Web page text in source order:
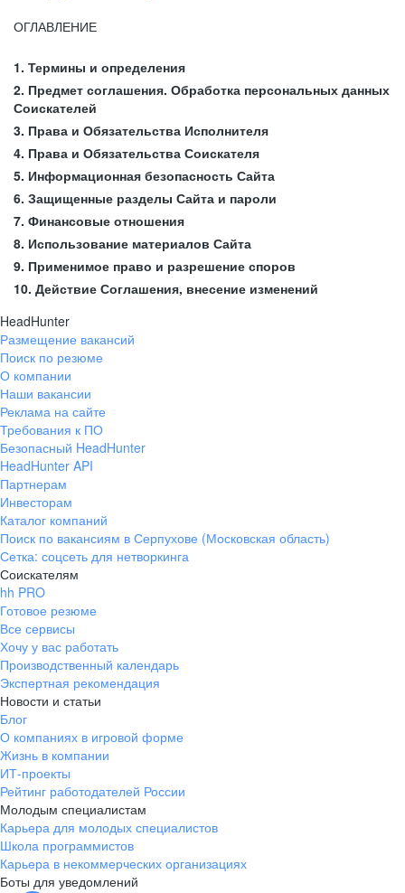
ОГЛАВЛЕНИЕ
1. Термины и определения
2. Предмет соглашения. Обработка персональных данных
Соискателей
3. Права и Обязательства Исполнителя
4. Права и Обязательства Соискателя
5. Информационная безопасность Сайта
6. Защищенные разделы Сайта и пароли
7. Финансовые отношения
8. Использование материалов Сайта
9. Применимое право и разрешение споров
10. Действие Соглашения, внесение изменений
HeadHunter
Размещение вакансий
Поиск по резюме
О компании
Наши вакансии
Реклама на сайте
Требования к ПО
Безопасный HeadHunter
HeadHunter API
Партнерам
Инвесторам
Каталог компаний
Поиск по вакансиям в Серпухове (Московская область)
Сетка: соцсеть для нетворкинга
Соискателям
hh PRO
Готовое резюме
Все сервисы
Хочу у вас работать
Производственный календарь
Экспертная рекомендация
Новости и статьи
Блог
О компаниях в игровой форме
Жизнь в компании
ИТ-проекты
Рейтинг работодателей России
Молодым специалистам
Карьера для молодых специалистов
Школа программистов
Карьера в некоммерческих организациях
Боты для уведомлений